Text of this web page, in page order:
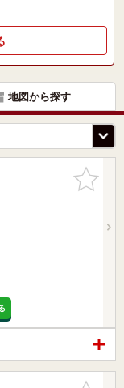
地図から探す
お気に入
りに追加